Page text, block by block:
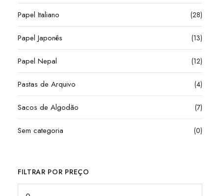
Papel Italiano (28)
Papel Japonês (13)
Papel Nepal (12)
Pastas de Arquivo (4)
Sacos de Algodão (7)
Sem categoria (0)
FILTRAR POR PREÇO